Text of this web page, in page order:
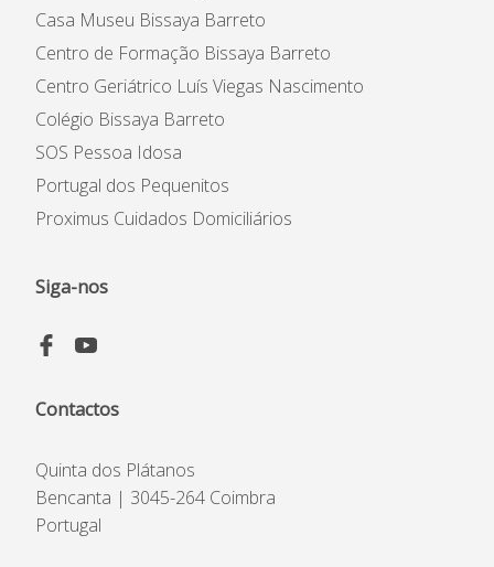
Reconhecimento e Estatutos
Estatuto de Utilidade Pública
Código de Ética e de
Plano Prevenção de Riscos
de Corrupção
Código Prevenção &
Casa Museu Bissaya Barreto
Centro de Formação Bissaya Barreto
Centro Geriátrico Luís Viegas Nascimento
Colégio Bissaya Barreto
SOS Pessoa Idosa
Portugal dos Pequenitos
Proximus Cuidados Domiciliários
Siga-nos
Contactos
Quinta dos Plátanos
Bencanta | 3045-264 Coimbra
Portugal